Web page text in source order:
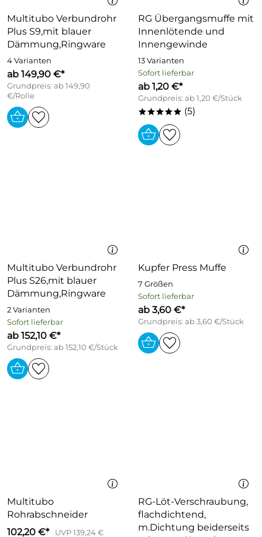
Multitubo Verbundrohr
Plus S9,mit blauer
Dämmung,Ringware
4 Varianten
ab 149,90 €*
Grundpreis: ab 149,90
€/Rolle
RG Übergangsmuffe mit
Innenlötende und
Innengewinde
13 Varianten
Sofort lieferbar
ab 1,20 €*
Grundpreis: ab 1,20 €/Stück
***** (5)
Multitubo Verbundrohr
Plus S26,mit blauer
Dämmung,Ringware
2 Varianten
Sofort lieferbar
ab 152,10 €*
Grundpreis: ab 152,10 €/Stück
Kupfer Press Muffe
7 Größen
Sofort lieferbar
ab 3,60 €*
Grundpreis: ab 3,60 €/Stück
Multitubo
Rohrabschneider
102,20 €*
UVP 139,24 €
RG-Löt-Verschraubung,
flachdichtend,
m.Dichtung beiderseits